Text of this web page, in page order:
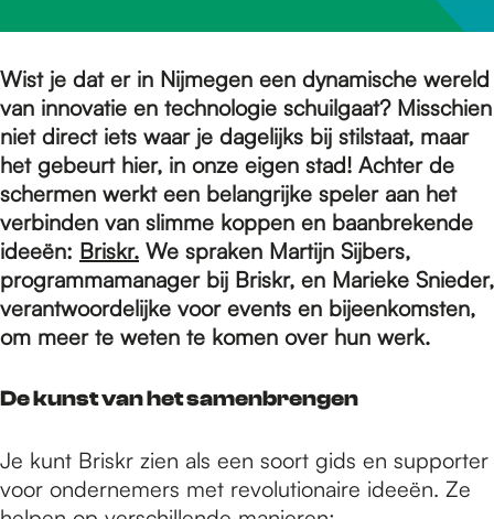
m
e
p
a
g
e
Wist je dat er in Nijmegen een dynamische wereld
van innovatie en technologie schuilgaat? Misschien
niet direct iets waar je dagelijks bij stilstaat, maar
het gebeurt hier, in onze eigen stad! Achter de
schermen werkt een belangrijke speler aan het
verbinden van slimme koppen en baanbrekende
ideeën: Briskr. We spraken Martijn Sijbers,
programmamanager bij Briskr, en Marieke Snieder,
verantwoordelijke voor events en bijeenkomsten,
om meer te weten te komen over hun werk.
De kunst van het samenbrengen
Je kunt Briskr zien als een soort gids en supporter
voor ondernemers met revolutionaire ideeën. Ze